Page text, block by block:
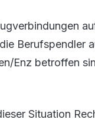
Berufspendler
Enz betroffen
Situation